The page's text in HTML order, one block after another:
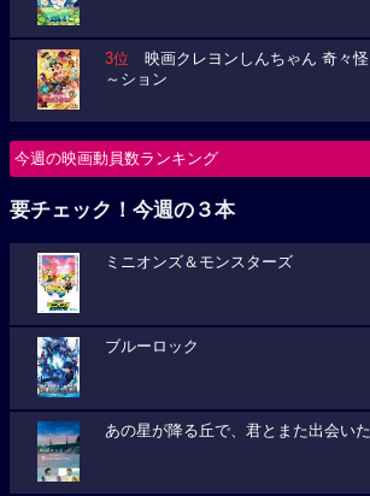
3位 映画クレヨンしんちゃん 奇々
～ション
今週の映画動員数ランキング
要チェック！今週の３本
ミニオンズ＆モンスターズ
ブルーロック
あの星が降る丘で、君とまた出会いた